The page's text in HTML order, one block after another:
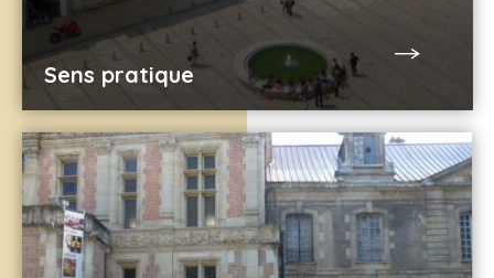
Sens pratique